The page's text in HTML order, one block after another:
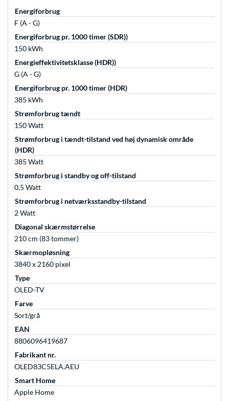
Energiforbrug
F (A - G)
Energiforbrug pr. 1000 timer (SDR))
150 kWh
Energieffektivitetsklasse (HDR))
G (A - G)
Energiforbrug pr. 1000 timer (HDR)
385 kWh
Strømforbrug tændt
150 Watt
Strømforbrug i tændt-tilstand ved høj dynamisk område
(HDR)
385 Watt
Strømforbrug i standby og off-tilstand
0,5 Watt
Strømforbrug i netværksstandby-tilstand
2 Watt
Diagonal skærmstørrelse
210 cm (83 tommer)
Skærmopløsning
3840 x 2160 pixel
Type
OLED-TV
Farve
Sort/grå
EAN
8806096419687
Fabrikant nr.
OLED83C5ELA.AEU
Smart Home
Apple Home